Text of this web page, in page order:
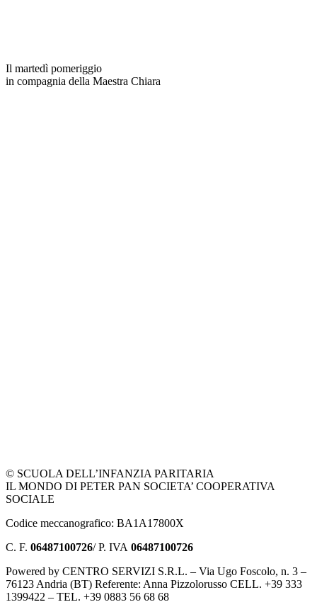
Il martedì pomeriggio
in compagnia della Maestra Chiara
© SCUOLA DELL’INFANZIA PARITARIA
IL MONDO DI PETER PAN SOCIETA’ COOPERATIVA
SOCIALE
Codice meccanografico: BA1A17800X
C. F. 06487100726/ P. IVA 06487100726
Powered by CENTRO SERVIZI S.R.L. – Via Ugo Foscolo, n. 3 –
76123 Andria (BT) Referente: Anna Pizzolorusso CELL. +39 333
1399422 – TEL. +39 0883 56 68 68